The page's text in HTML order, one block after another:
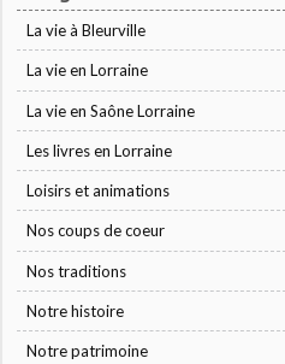
La vie à Bleurville
La vie en Lorraine
La vie en Saône Lorraine
Les livres en Lorraine
Loisirs et animations
Nos coups de coeur
Nos traditions
Notre histoire
Notre patrimoine